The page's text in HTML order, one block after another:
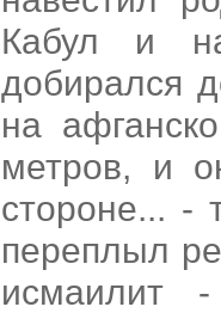
Кабул и
добирался
на
метров, и
стороне...
переплыл
исмаилит